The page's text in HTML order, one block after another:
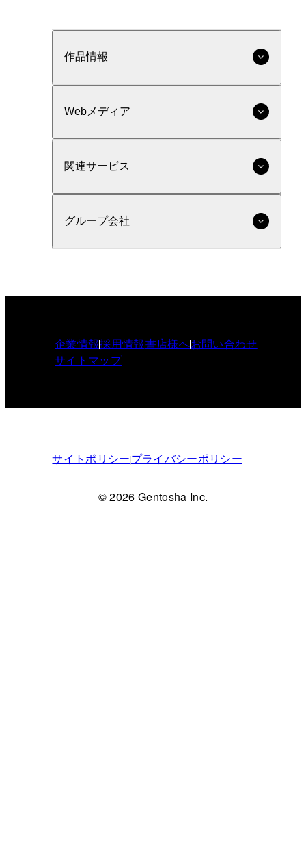
作品情報
Webメディア
関連サービス
グループ会社
企業情報採用情報書店様へお問い合わせ
サイトマップ
サイトポリシープライバシーポリシー
© 2026 Gentosha Inc.